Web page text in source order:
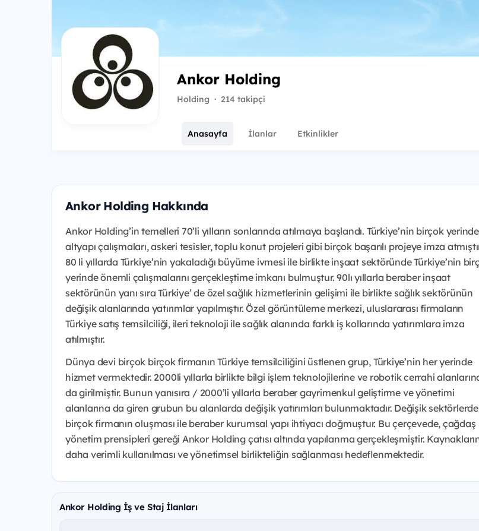
Ankor Holding
Holding · 214 takipçi
Anasayfa İlanlar Etkinlikler
Ankor Holding Hakkında
Ankor Holding’in temelleri 70’li yılların sonlarında atılmaya başlandı. Türkiye’nin birçok yerinde
altyapı çalışmaları, askeri tesisler, toplu konut projeleri gibi birçok başarılı projeye imza
80 li yıllarda Türkiye’nin yakaladığı büyüme ivmesi ile birlikte inşaat sektöründe Türkiye’nin
yerinde önemli çalışmalarını gerçekleştime imkanı bulmuştur. 90lı yıllarla beraber inşaat
sektörünün yanı sıra Türkiye’ de özel sağlık hizmetlerinin gelişimi ile birlikte sağlık sektörünün
değişik alanlarında yatırımlar yapılmıştır. Özel görüntüleme merkezi, uluslararası firmaların
Türkiye satış temsilciliği, ileri teknoloji ile sağlık alanında farklı iş kollarında yatırımlara imza
atılmıştır.
Dünya devi birçok birçok firmanın Türkiye temsilciliğini üstlenen grup, Türkiye’nin her yerinde
hizmet vermektedir. 2000li yıllarla birlikte bilgi işlem teknolojilerine ve robotik cerrahi
da girilmiştir. Bunun yanısıra / 2000’li yıllarla beraber gayrimenkul geliştirme ve yönetimi
alanlarına da giren grubun bu alanlarda değişik yatırımları bulunmaktadır. Değişik
birçok firmanın oluşması ile beraber kurumsal yapı ihtiyacı doğmuştur. Bu çerçevede, çağdaş
yönetim prensipleri gereği Ankor Holding çatısı altında yapılanma gerçekleşmiştir.
daha verimli kullanılması ve yönetimsel birlikteliğin sağlanması hedeflenmektedir.
Ankor Holding İş ve Staj İlanları